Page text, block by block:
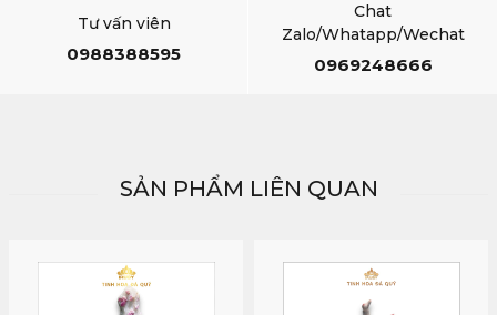
Tư vấn viên
0988388595
Chat
Zalo/Whatapp/Wechat
0969248666
SẢN PHẨM LIÊN QUAN